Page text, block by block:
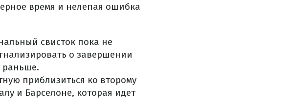
время и нелепая ошибка
свисток пока не
о завершении
раньше.
приблизиться ко второму
и Барселоне, которая идет